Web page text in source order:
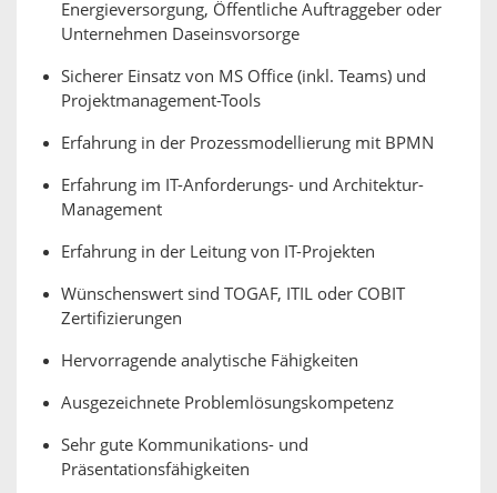
Energieversorgung, Öffentliche Auftraggeber oder
Unternehmen Daseinsvorsorge
Sicherer Einsatz von MS Office (inkl. Teams) und
Projektmanagement-Tools
Erfahrung in der Prozessmodellierung mit BPMN
Erfahrung im IT-Anforderungs- und Architektur-
Management
Erfahrung in der Leitung von IT-Projekten
Wünschenswert sind TOGAF, ITIL oder COBIT
Zertifizierungen
Hervorragende analytische Fähigkeiten
Ausgezeichnete Problemlösungskompetenz
Sehr gute Kommunikations- und
Präsentationsfähigkeiten